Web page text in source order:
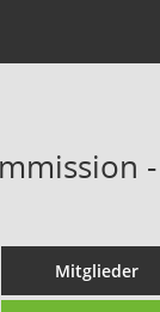
Mitglieder